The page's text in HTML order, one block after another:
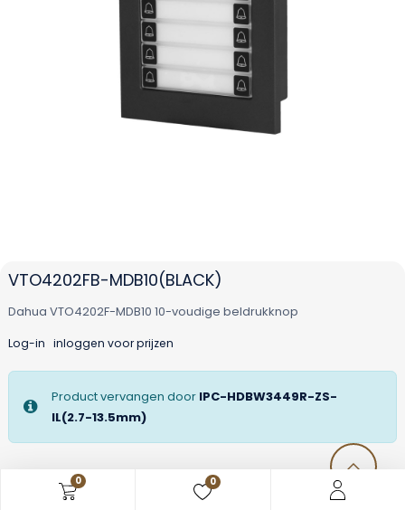
0 0
VTO4202FB-MDB10(BLACK)
Dahua VTO4202F-MDB10 10-voudige beldrukknop
Log-in inloggen voor prijzen
Product vervangen door IPC-HDBW3449R-ZS-
IL(2.7-13.5mm)